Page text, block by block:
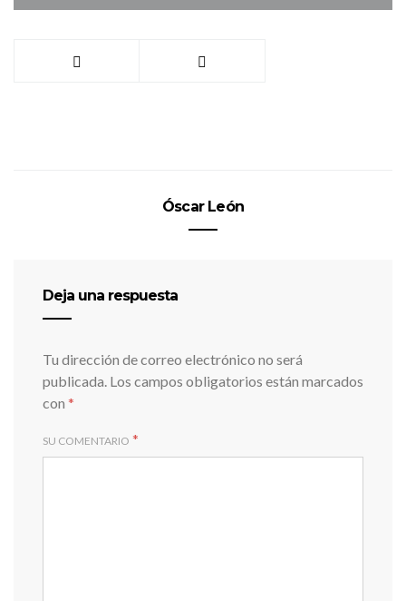
Óscar León
Deja una respuesta
Tu dirección de correo electrónico no será
publicada. Los campos obligatorios están marcados
con *
SU COMENTARIO *